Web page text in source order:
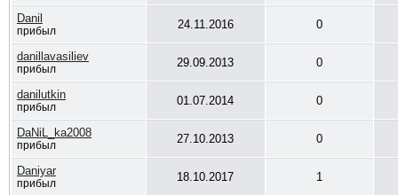
Danil
прибыл 24.11.2016 0
danillavasiliev
прибыл 29.09.2013 0
danilutkin
прибыл 01.07.2014 0
DaNiL_ka2008
прибыл 27.10.2013 0
Daniyar
прибыл 18.10.2017 1